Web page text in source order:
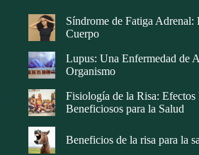
Síndrome de Fatiga Adrenal:
Cuerpo
Lupus: Una Enfermedad de
Organismo
Fisiología de la Risa: Efectos
Beneficiosos para la Salud
Beneficios de la risa para la